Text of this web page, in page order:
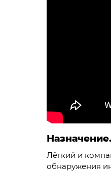
Лёгкий и
обнаружения